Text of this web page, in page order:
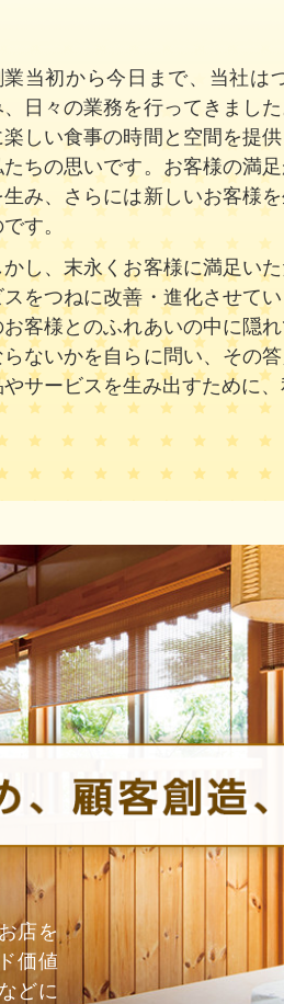
業当初から今日まで、当社は
、日々の業務を行ってきまし
楽しい食事の時間と空間を提
たちの思いです。お客様の満
生み、さらには新しいお客様
す。
かし、末永くお客様に満足い
スをつねに改善・進化させて
お客様とのふれあいの中に隠
らないかを自らに問い、その
やサービスを生み出すために
店を
価値
どに